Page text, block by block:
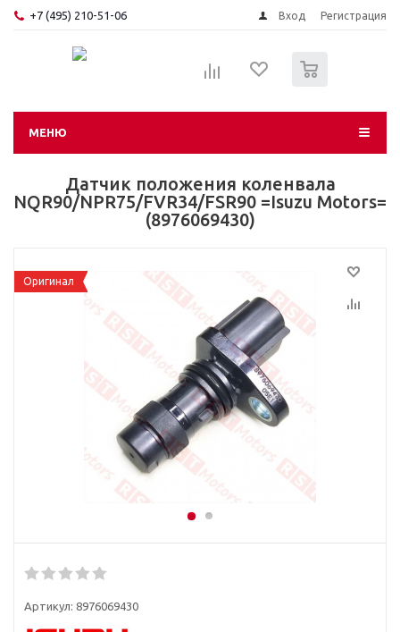
+7 (495) 210-51-06 Вход Регистрация
МЕНЮ
Датчик положения коленвала
NQR90/NPR75/FVR34/FSR90 =Isuzu Motors=
(8976069430)
Оригинал
Артикул: 8976069430